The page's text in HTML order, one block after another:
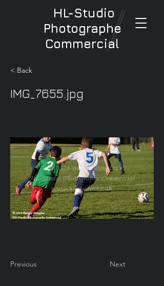
HL-Studio
Photographe
Commercial
< Back
IMG_7655.jpg
Previous Next